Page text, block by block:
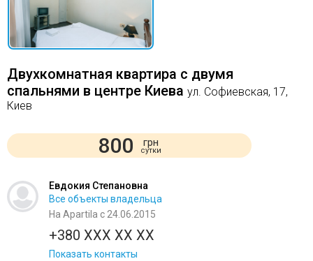
Двухкомнатная квартира с двумя
спальнями в центре Киева ул. Софиевская, 17,
Киев
800 грн
сутки
Евдокия Степановна
Все объекты владельца
На Apartila с 24.06.2015
+380 XXX XX XX
Показать контакты